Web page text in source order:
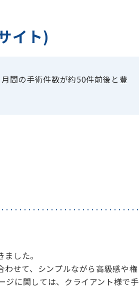
イト)
間の手術件数が約50件前後と豊
した。
せて、シンプルながら高級感や権
ジに関しては、クライアント様で手